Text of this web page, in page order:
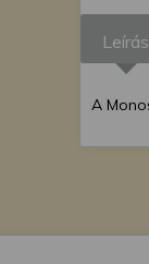
Leírás
A